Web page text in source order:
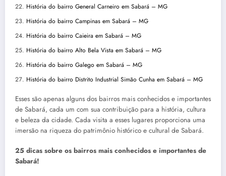
História do bairro General Carneiro em Sabará – MG
História do bairro Campinas em Sabará – MG
História do bairro Caieira em Sabará – MG
História do bairro Alto Bela Vista em Sabará – MG
História do bairro Galego em Sabará – MG
História do bairro Distrito Industrial Simão Cunha em Sabará – MG
Esses são apenas alguns dos bairros mais conhecidos e importantes
de Sabará, cada um com sua contribuição para a história, cultura
e beleza da cidade. Cada visita a esses lugares proporciona uma
imersão na riqueza do patrimônio histórico e cultural de Sabará.
25 dicas sobre os bairros mais conhecidos e importantes de
Sabará!